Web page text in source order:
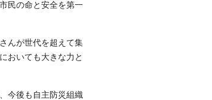
民の命と安全を第一
んが世代を超えて集
おいても大きな力と
今後も自主防災組織